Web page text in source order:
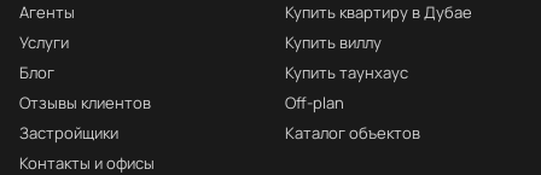
Агенты
Услуги
Блог
Отзывы клиентов
Застройщики
Контакты и офисы
Купить квартиру в Дубае
Купить виллу
Купить таунхаус
Off-plan
Каталог объектов